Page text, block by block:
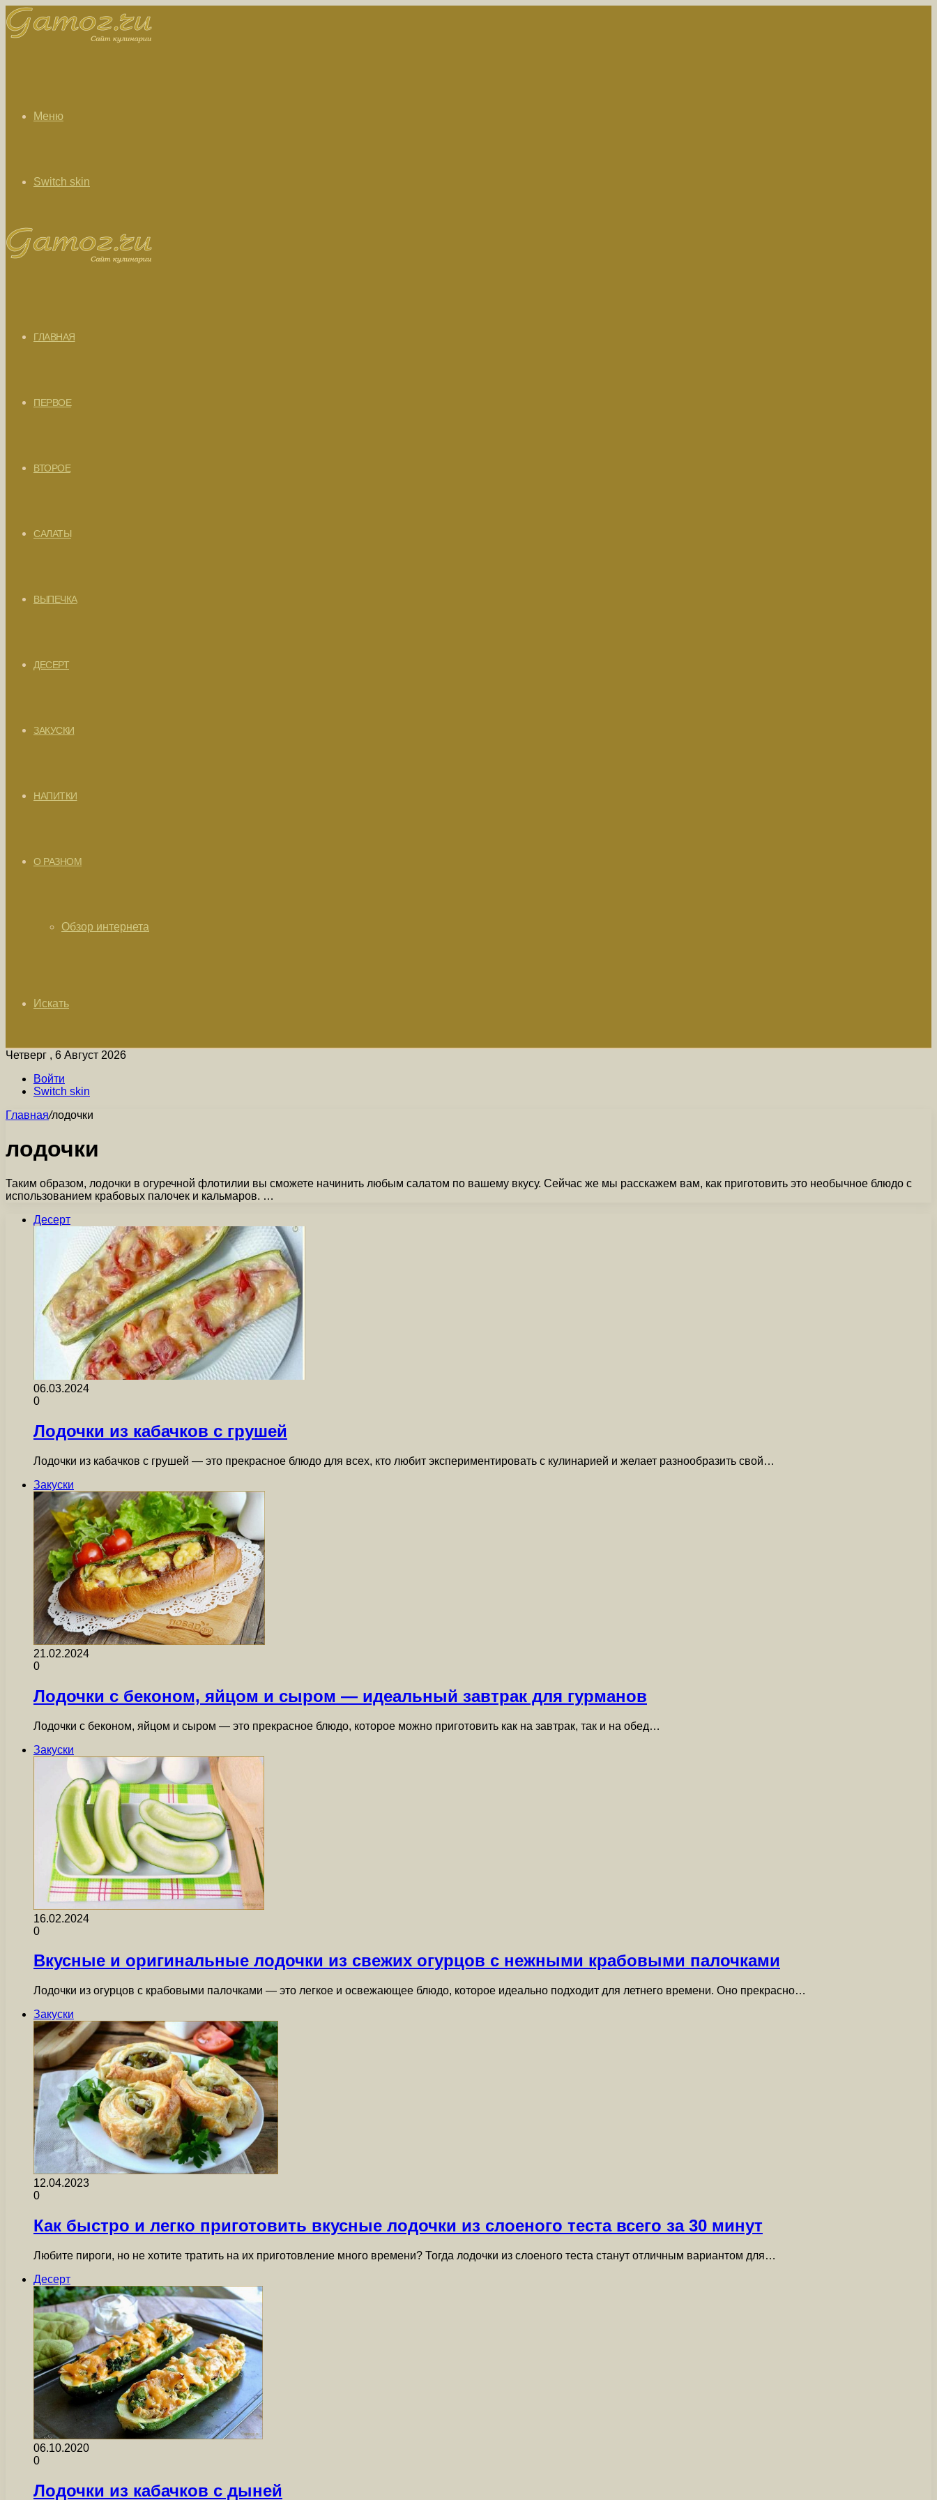
Меню
Switch skin
ГЛАВНАЯ
ПЕРВОЕ
ВТОРОЕ
САЛАТЫ
ВЫПЕЧКА
ДЕСЕРТ
ЗАКУСКИ
НАПИТКИ
О РАЗНОМ
Обзор интернета
Искать
Четверг , 6 Август 2026
Войти
Switch skin
Главная/лодочки
лодочки
Таким образом, лодочки в огуречной флотилии вы сможете начинить любым салатом по вашему вкусу. Сейчас же мы расскажем вам, как приготовить это необычное блюдо с
использованием крабовых палочек и кальмаров. …
Десерт
06.03.2024
0
Лодочки из кабачков с грушей
Лодочки из кабачков с грушей — это прекрасное блюдо для всех, кто любит экспериментировать с кулинарией и желает разнообразить свой…
Закуски
21.02.2024
0
Лодочки с беконом, яйцом и сыром — идеальный завтрак для гурманов
Лодочки с беконом, яйцом и сыром — это прекрасное блюдо, которое можно приготовить как на завтрак, так и на обед…
Закуски
16.02.2024
0
Вкусные и оригинальные лодочки из свежих огурцов с нежными крабовыми палочками
Лодочки из огурцов с крабовыми палочками — это легкое и освежающее блюдо, которое идеально подходит для летнего времени. Оно прекрасно…
Закуски
12.04.2023
0
Как быстро и легко приготовить вкусные лодочки из слоеного теста всего за 30 минут
Любите пироги, но не хотите тратить на их приготовление много времени? Тогда лодочки из слоеного теста станут отличным вариантом для…
Десерт
06.10.2020
0
Лодочки из кабачков с дыней